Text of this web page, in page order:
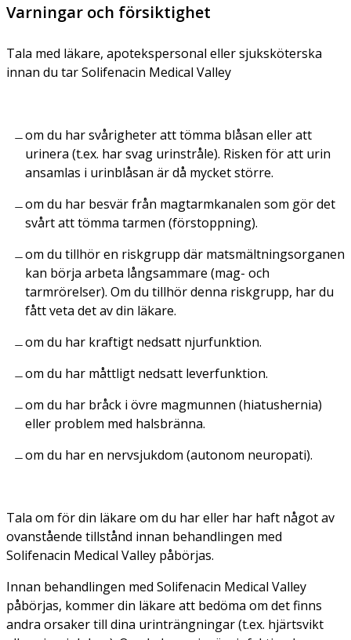
Varningar och försiktighet
Tala med läkare, apotekspersonal eller sjuksköterska
innan du tar Solifenacin Medical Valley
om du har svårigheter att tömma blåsan eller att
urinera (t.ex. har svag urinstråle). Risken för att urin
ansamlas i urinblåsan är då mycket större.
om du har besvär från magtarmkanalen som gör det
svårt att tömma tarmen (förstoppning).
om du tillhör en riskgrupp där matsmältningsorganen
kan börja arbeta långsammare (mag- och
tarmrörelser). Om du tillhör denna riskgrupp, har du
fått veta det av din läkare.
om du har kraftigt nedsatt njurfunktion.
om du har måttligt nedsatt leverfunktion.
om du har bråck i övre magmunnen (hiatushernia)
eller problem med halsbränna.
om du har en nervsjukdom (autonom neuropati).
Tala om för din läkare om du har eller har haft något av
ovanstående tillstånd innan behandlingen med
Solifenacin Medical Valley påbörjas.
Innan behandlingen med Solifenacin Medical Valley
påbörjas, kommer din läkare att bedöma om det finns
andra orsaker till dina urinträngningar (t.ex. hjärtsvikt